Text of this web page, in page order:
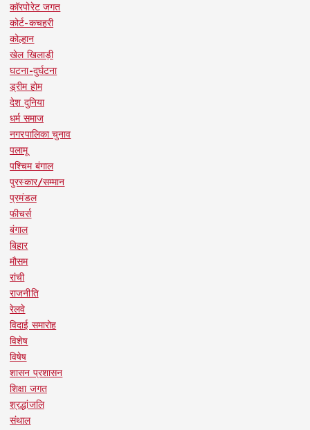
कॉरपोरेट जगत
कोर्ट-कचहरी
कोल्हान
खेल खिलाड़ी
घटना-दुर्घटना
ड्रीम होम
देश दुनिया
धर्म समाज
नगरपालिका चुनाव
पलामू
पश्चिम बंगाल
पुरस्कार/सम्मान
प्रमंडल
फीचर्स
बंगाल
बिहार
मौसम
रांची
राजनीति
रेलवे
विदाई समारोह
विशेष
विषेष
शासन प्रशासन
शिक्षा जगत
श्रद्धांजलि
संथाल